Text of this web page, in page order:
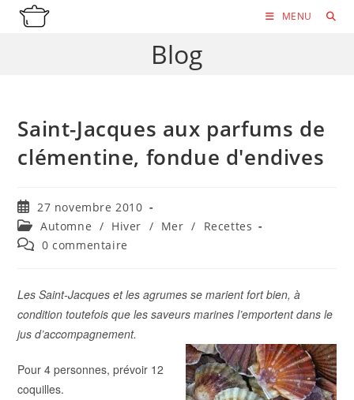
Skip
MENU
Blog
Saint-Jacques aux parfums de
clémentine, fondue d'endives
Publication
publiée :
27 novembre 2010
Post
category:
Automne / Hiver / Mer /
Recettes
Commentaires
publication :
0 commentaire
Les Saint-Jacques et les agrumes se marient fort bien, à
condition toutefois que les saveurs marines l’emportent dans le
jus d’accompagnement.
Pour 4 personnes, prévoir 12
coquilles.